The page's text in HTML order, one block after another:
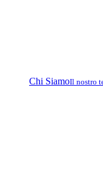
Chi SiamoIl nostro